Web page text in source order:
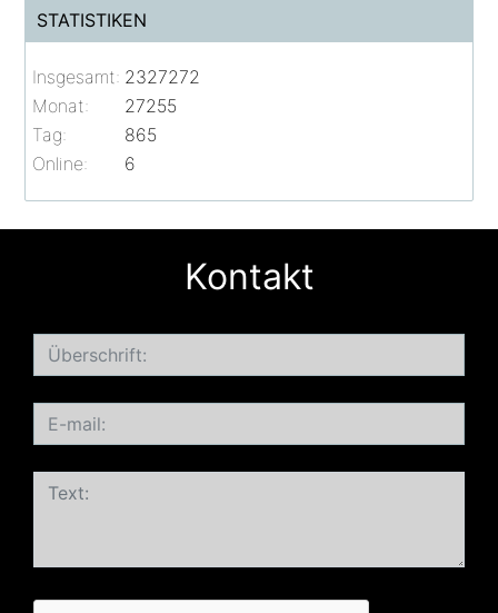
STATISTIKEN
Online: 6
Insgesamt: 2327272
Monat:
27255
Tag:
865
Kontakt